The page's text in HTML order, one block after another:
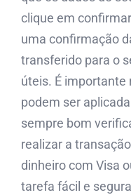
clique em
uma confirmação
transferido para o
úteis. É
podem ser
sempre bom
realizar a
dinheiro com Visa
tarefa fácil e